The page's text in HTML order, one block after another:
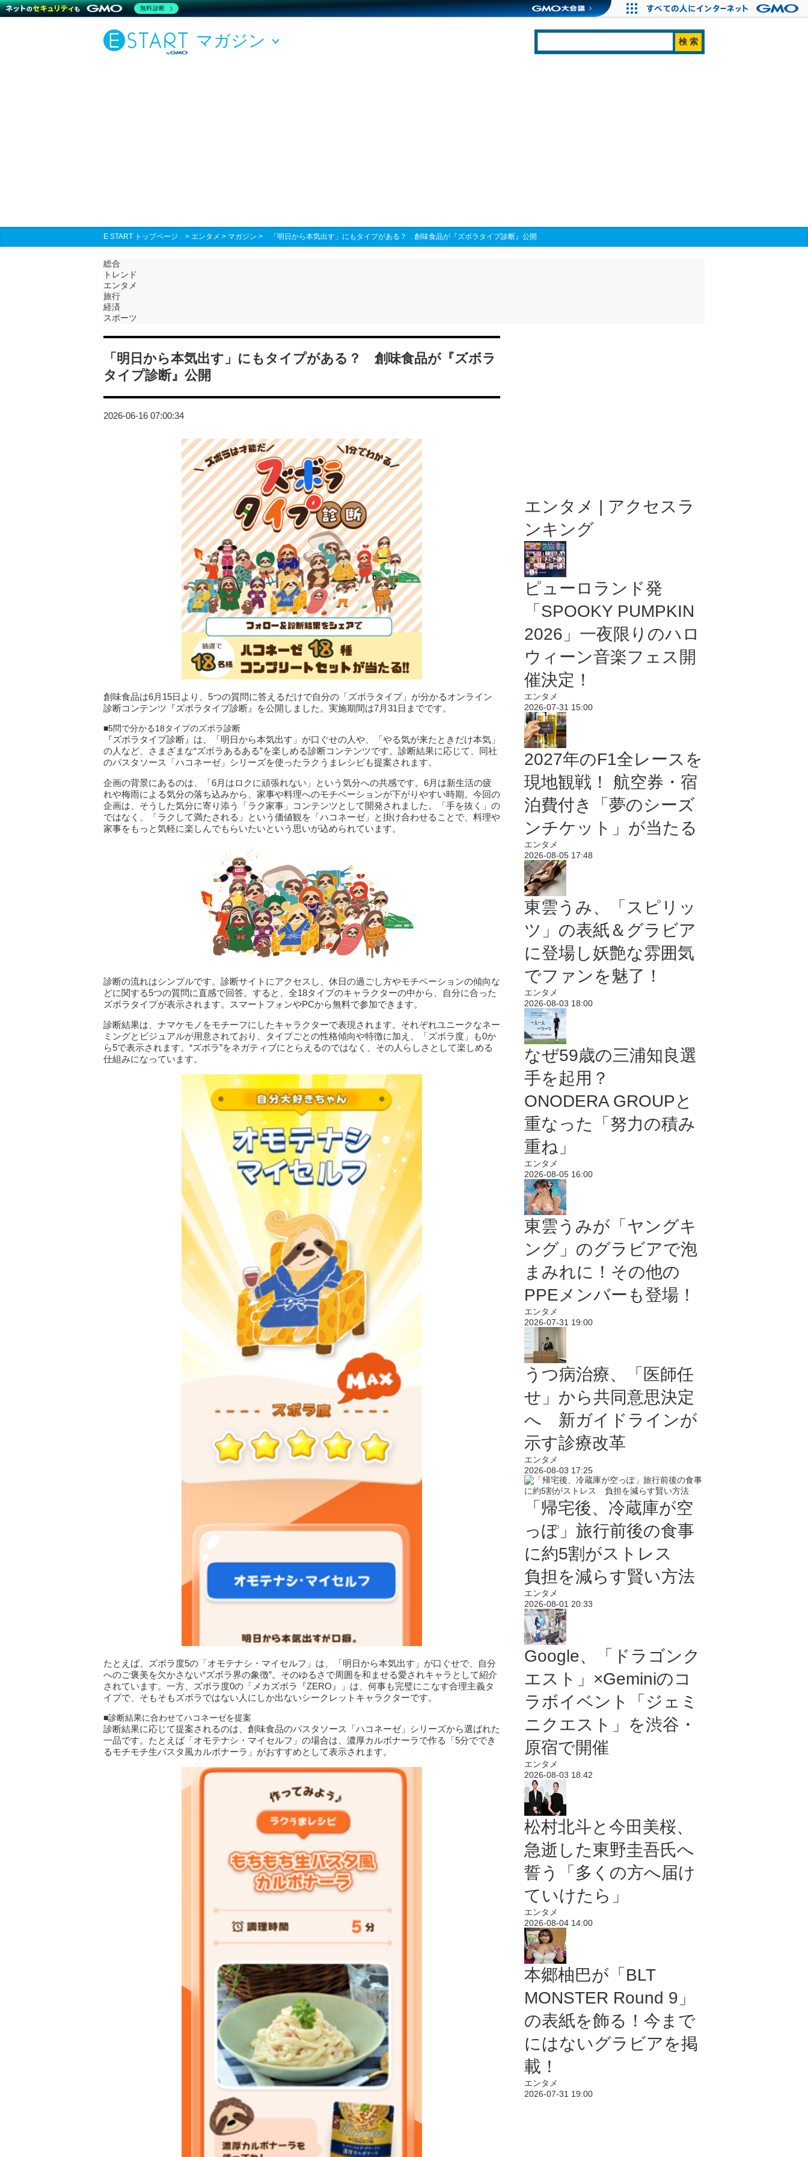
マガジン
E START トップページ > エンタメ > マガジン > 「明日から本気出す」にもタイプがある？ 創味食品が『ズボラタイプ診断』公開
総合
トレンド
エンタメ
旅行
経済
スポーツ
「明日から本気出す」にもタイプがある？ 創味食品が『ズボラ
タイプ診断』公開
2026-06-16 07:00:34
創味食品は6月15日より、5つの質問に答えるだけで自分の「ズボラタイプ」が分かるオンライン
診断コンテンツ『ズボラタイプ診断』を公開しました。実施期間は7月31日までです。
■5問で分かる18タイプのズボラ診断
『ズボラタイプ診断』は、「明日から本気出す」が口ぐせの人や、「やる気が来たときだけ本気」
の人など、さまざまな“ズボラあるある”を楽しめる診断コンテンツです。診断結果に応じて、同社
のパスタソース「ハコネーゼ」シリーズを使ったラクうまレシピも提案されます。
企画の背景にあるのは、「6月はロクに頑張れない」という気分への共感です。6月は新生活の疲
れや梅雨による気分の落ち込みから、家事や料理へのモチベーションが下がりやすい時期。今回の
企画は、そうした気分に寄り添う「ラク家事」コンテンツとして開発されました。「手を抜く」の
ではなく、「ラクして満たされる」という価値観を「ハコネーゼ」と掛け合わせることで、料理や
家事をもっと気軽に楽しんでもらいたいという思いが込められています。
診断の流れはシンプルです。診断サイトにアクセスし、休日の過ごし方やモチベーションの傾向な
どに関する5つの質問に直感で回答。すると、全18タイプのキャラクターの中から、自分に合った
ズボラタイプが表示されます。スマートフォンやPCから無料で参加できます。
診断結果は、ナマケモノをモチーフにしたキャラクターで表現されます。それぞれユニークなネー
ミングとビジュアルが用意されており、タイプごとの性格傾向や特徴に加え、「ズボラ度」も0か
ら5で表示されます。“ズボラ”をネガティブにとらえるのではなく、その人らしさとして楽しめる
仕組みになっています。
たとえば、ズボラ度5の「オモテナシ・マイセルフ」は、「明日から本気出す」が口ぐせで、自分
へのご褒美を欠かさない“ズボラ界の象徴”。そのゆるさで周囲を和ませる愛されキャラとして紹介
されています。一方、ズボラ度0の「メカズボラ『ZERO』」は、何事も完璧にこなす合理主義タ
イプで、そもそもズボラではない人にしか出ないシークレットキャラクターです。
■診断結果に合わせてハコネーゼを提案
診断結果に応じて提案されるのは、創味食品のパスタソース「ハコネーゼ」シリーズから選ばれた
一品です。たとえば「オモテナシ・マイセルフ」の場合は、濃厚カルボナーラで作る「5分ででき
るモチモチ生パスタ風カルボナーラ」がおすすめとして表示されます。
エンタメ | アクセスラ
ンキング
ピューロランド発
「SPOOKY PUMPKIN
2026」一夜限りのハロ
ウィーン音楽フェス開
催決定！
エンタメ
2026-07-31 15:00
2027年のF1全レースを
現地観戦！ 航空券・宿
泊費付き「夢のシーズ
ンチケット」が当たる
エンタメ
2026-08-05 17:48
東雲うみ、「スピリッ
ツ」の表紙＆グラビア
に登場し妖艶な雰囲気
でファンを魅了！
エンタメ
2026-08-03 18:00
なぜ59歳の三浦知良選
手を起用？
ONODERA GROUPと
重なった「努力の積み
重ね」
エンタメ
2026-08-05 16:00
東雲うみが「ヤングキ
ング」のグラビアで泡
まみれに！その他の
PPEメンバーも登場！
エンタメ
2026-07-31 19:00
うつ病治療、「医師任
せ」から共同意思決定
へ 新ガイドラインが
示す診療改革
エンタメ
2026-08-03 17:25
「帰宅後、冷蔵庫が空
っぽ」旅行前後の食事
に約5割がストレス
負担を減らす賢い方法
エンタメ
2026-08-01 20:33
Google、「ドラゴンク
エスト」×Geminiのコ
ラボイベント「ジェミ
ニクエスト」を渋谷・
原宿で開催
エンタメ
2026-08-03 18:42
松村北斗と今田美桜、
急逝した東野圭吾氏へ
誓う「多くの方へ届け
ていけたら」
エンタメ
2026-08-04 14:00
本郷柚巴が「BLT
MONSTER Round 9」
の表紙を飾る！今まで
にはないグラビアを掲
載！
エンタメ
2026-07-31 19:00
無料診断